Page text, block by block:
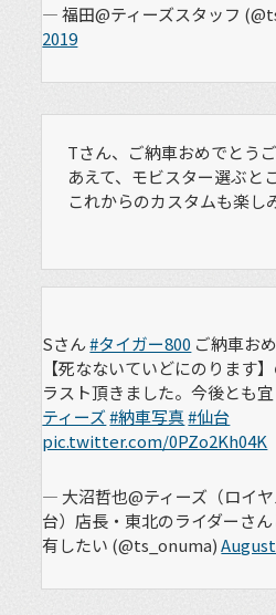
— 福田@ティーズスタッフ
2019
Tさん、ご納車おめでとうご
あえて、モビスター選ぶと
これからのカスタムも楽し
Sさん#タイガー800 ご納車お
【死なないていどにのります
ラスト頂きました。今後とも
ティーズ#納車写真#仙台
pic.twitter.com/0PZo2Kh04K
— 大沼哲也@ティーズ（ロイ
台）店長・東北のライダーさ
有したい (@ts_onuma)